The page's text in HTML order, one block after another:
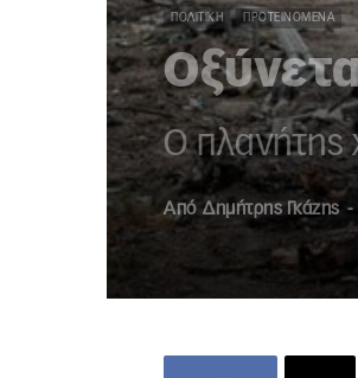
ΠΟΛΙΤΙΚΉ ΠΡΟΤΕΙΝΌΜΕΝΑ
Ο πλανήτης
Από Δημήτρης Γκάζης -